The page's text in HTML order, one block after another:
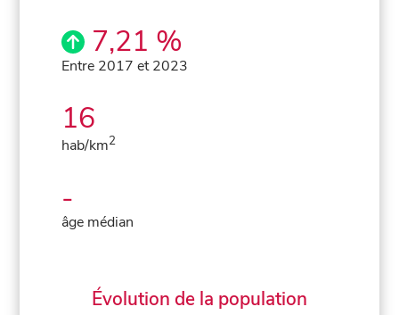
7,21 %
Entre 2017 et 2023
16
hab/km2
-
âge médian
Évolution de la population